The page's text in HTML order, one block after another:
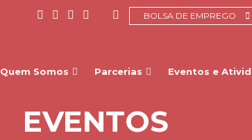
BOLSA DE EMPREGO
Quem Somos Parcerias Eventos e
EVENTOS